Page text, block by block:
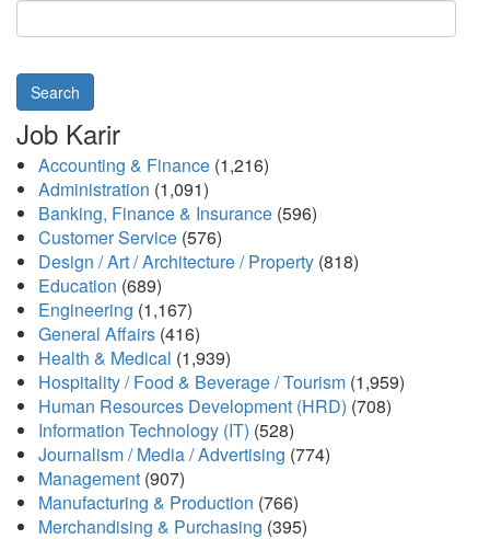
Search
Job Karir
Accounting & Finance (1,216)
Administration (1,091)
Banking, Finance & Insurance (596)
Customer Service (576)
Design / Art / Architecture / Property (818)
Education (689)
Engineering (1,167)
General Affairs (416)
Health & Medical (1,939)
Hospitality / Food & Beverage / Tourism (1,959)
Human Resources Development (HRD) (708)
Information Technology (IT) (528)
Journalism / Media / Advertising (774)
Management (907)
Manufacturing & Production (766)
Merchandising & Purchasing (395)